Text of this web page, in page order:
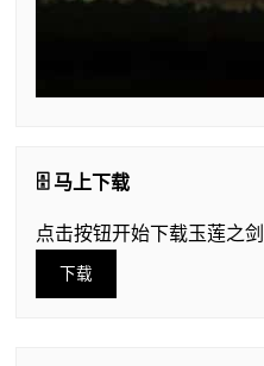
🗄️ 马上下载
点击按钮开始下载玉莲之剑
下载